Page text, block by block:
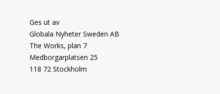
Ges ut av
Globala Nyheter Sweden AB
The Works, plan 7
Medborgarplatsen 25
118 72 Stockholm